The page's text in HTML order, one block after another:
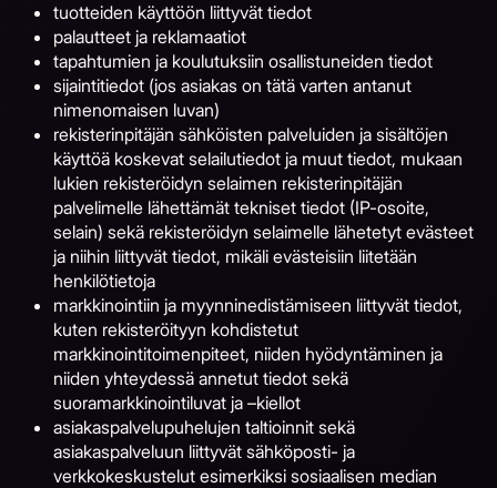
tuotteiden käyttöön liittyvät tiedot
palautteet ja reklamaatiot
tapahtumien ja koulutuksiin osallistuneiden tiedot
sijaintitiedot (jos asiakas on tätä varten antanut
nimenomaisen luvan)
rekisterinpitäjän sähköisten palveluiden ja sisältöjen
käyttöä koskevat selailutiedot ja muut tiedot, mukaan
lukien rekisteröidyn selaimen rekisterinpitäjän
palvelimelle lähettämät tekniset tiedot (IP-osoite,
selain) sekä rekisteröidyn selaimelle lähetetyt evästeet
ja niihin liittyvät tiedot, mikäli evästeisiin liitetään
henkilötietoja
markkinointiin ja myynninedistämiseen liittyvät tiedot,
kuten rekisteröityyn kohdistetut
markkinointitoimenpiteet, niiden hyödyntäminen ja
niiden yhteydessä annetut tiedot sekä
suoramarkkinointiluvat ja –kiellot
asiakaspalvelupuhelujen taltioinnit sekä
asiakaspalveluun liittyvät sähköposti- ja
verkkokeskustelut esimerkiksi sosiaalisen median